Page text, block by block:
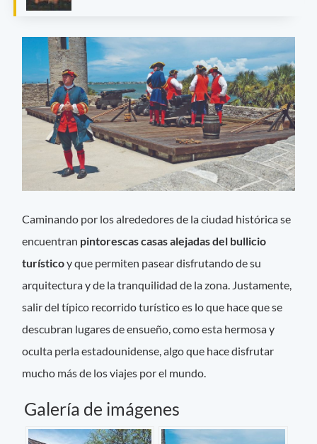
Caminando por los alrededores de la ciudad histórica se
encuentran pintorescas casas alejadas del bullicio
turísticoy que permiten pasear disfrutando de su
arquitectura y de la tranquilidad de la zona. Justamente,
salir del típico recorrido turístico es lo que hace que se
descubran lugares de ensueño, como esta hermosa y
oculta perla estadounidense, algo que hace disfrutar
mucho más de los viajes por el mundo.
Galería de imágenes